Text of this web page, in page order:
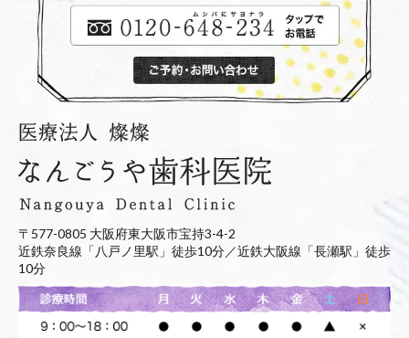
〒577-0805 大阪府東大阪市宝持3-4-2
近鉄奈良線「八戸ノ里駅」徒歩10分／近鉄大阪線「長瀬駅」徒歩
10分